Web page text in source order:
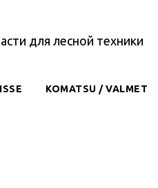
для лесной техники
KOMATSU / VALMET